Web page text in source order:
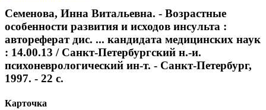
Семенова, Инна Витальевна. - Возрастные
особенности развития и исходов инсульта :
автореферат дис. ... кандидата медицинских наук
: 14.00.13 / Санкт-Петербургский н.-и.
психоневрологический ин-т. - Санкт-Петербург,
1997. - 22 с.
Карточка